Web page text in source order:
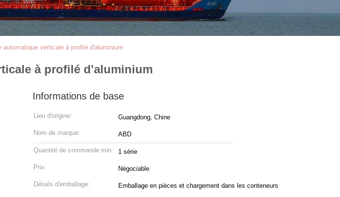
automatique verticale à profilé d'aluminium
à profilé d'aluminium
Informations de base
Lieu d'origine: Guangdong, Chine
Nom de marque: ABD
Quantité de commande min: 1 série
Prix: Négociable
Détails d'emballage: Emballage en pièces et chargement dans les conteneurs